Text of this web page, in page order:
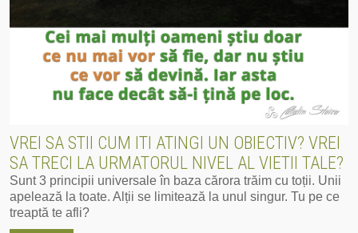
VREI SA STII CUM ITI ATINGI UN OBIECTIV? VREI
SA TRECI LA URMATORUL NIVEL AL VIETII TALE?
Sunt 3 principii universale în baza cărora trăim cu toții. Unii
apelează la toate. Alții se limitează la unul singur. Tu pe ce
treaptă te afli?